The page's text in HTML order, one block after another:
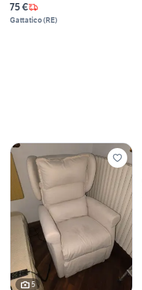
75 €
Gattatico(RE)
5